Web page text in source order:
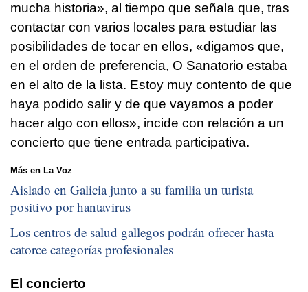
mucha historia», al tiempo que señala que, tras
contactar con varios locales para estudiar las
posibilidades de tocar en ellos, «digamos que,
en el orden de preferencia, O Sanatorio estaba
en el alto de la lista. Estoy muy contento de que
haya podido salir y de que vayamos a poder
hacer algo con ellos», incide con relación a un
concierto que tiene entrada participativa.
Más en La Voz
Aislado en Galicia junto a su familia un turista
positivo por hantavirus
Los centros de salud gallegos podrán ofrecer hasta
catorce categorías profesionales
El concierto